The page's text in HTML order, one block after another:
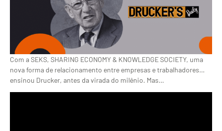
Com a SEKS, SHARING ECONOMY & KNOWLEDGE SOCIETY, uma
nova forma de relacionamento entre empresas e trabalhadores…
ensinou Drucker, antes da virada do milênio. Mas…